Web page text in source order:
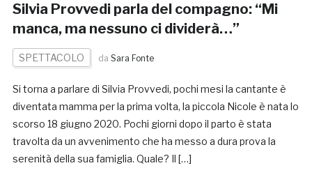
Silvia Provvedi parla del compagno: “Mi
manca, ma nessuno ci dividerà…”
SPETTACOLO da Sara Fonte
Si torna a parlare di Silvia Provvedi, pochi mesi la cantante è
diventata mamma per la prima volta, la piccola Nicole è nata lo
scorso 18 giugno 2020. Pochi giorni dopo il parto è stata
travolta da un avvenimento che ha messo a dura prova la
serenità della sua famiglia. Quale? Il […]